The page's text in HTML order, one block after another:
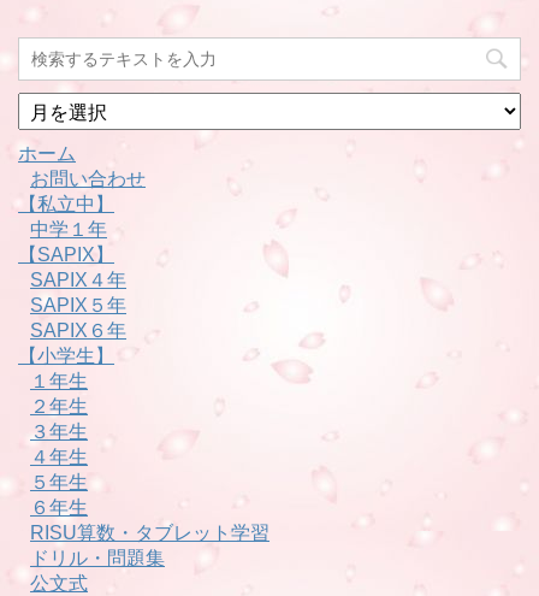
月
別
ホーム
お問い合わせ
【私立中】
中学１年
【SAPIX】
SAPIX４年
SAPIX５年
SAPIX６年
【小学生】
１年生
２年生
３年生
４年生
５年生
６年生
RISU算数・タブレット学習
ドリル・問題集
公文式